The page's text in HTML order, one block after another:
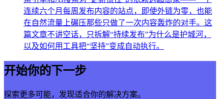
连续六个月每周发布内容的站点，即使外链为零，也能
在自然流量上碾压那些只做了一次内容轰炸的对手。这
篇文章不讲空话，只拆解“持续发布”为什么是护城河，
以及如何用工具把“坚持”变成自动执行。
开始你的下一步
探索更多可能，发现适合你的解决方案。